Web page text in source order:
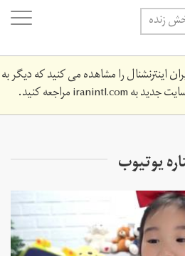
زنده
را مشاهده می کنید که دیگر به
جدید بهiranintl.comمراجعه کنید.
یوتیوب